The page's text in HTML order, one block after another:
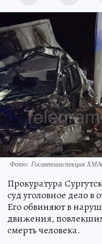
Фото: Госавтоинспекция
Прокуратура
суд уголовное дело
Его обвиняют в
движения,
смерть человека.